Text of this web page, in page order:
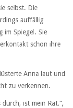
selbst. Die
auffällig
im Spiegel. Sie
schon ihre
Anna laut und
zu verkennen.
ist mein Rat.“,